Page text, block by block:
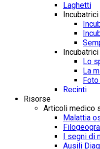
Laghetti
Incubatrici
Incubatrici
Lo
La
Recinti
Risorse
Articoli medico
Malattia
I segni di
Ausili